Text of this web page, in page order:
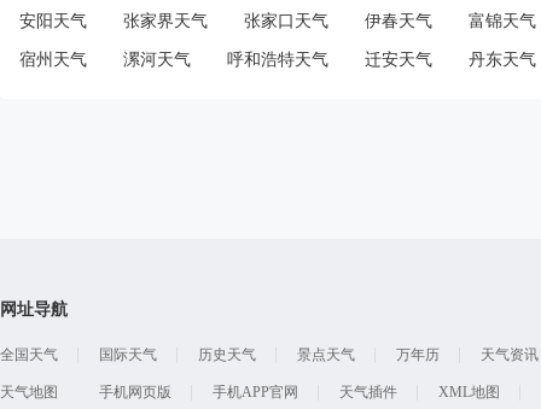
安阳天气 张家界天气 张家口天气 伊春天气 富锦天气
宿州天气 漯河天气 呼和浩特天气 迁安天气 丹东天气
网址导航
全国天气 国际天气 历史天气 景点天气 万年历 天气资讯
天气地图 手机网页版 手机APP官网 天气插件 XML地图